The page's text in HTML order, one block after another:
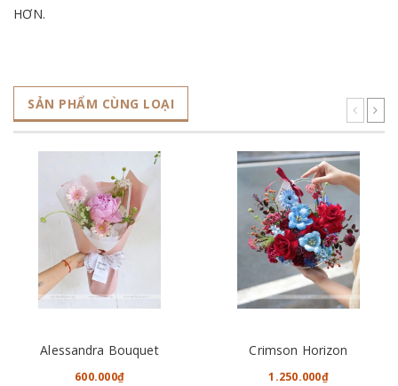
HƠN.
SẢN PHẨM CÙNG LOẠI
Alessandra Bouquet
600.000₫
Crimson Horizon
1.250.000₫